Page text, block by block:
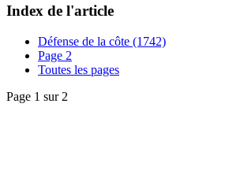
Index de l'article
Défense de la côte (1742)
Page 2
Toutes les pages
Page 1 sur 2